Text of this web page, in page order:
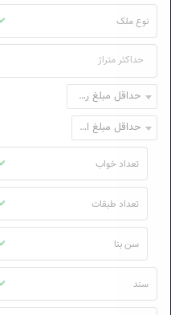
نوع ملک
حداقل مبلغ رهن
حداقل مبلغ اجاره
تعداد خواب
تعداد طبقات
سن بنا
سند